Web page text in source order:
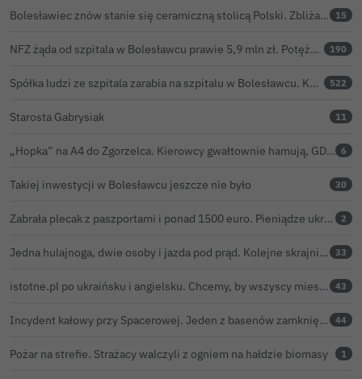
Bolesławiec znów stanie się ceramiczną stolicą Polski. Zbliża się 32. Święto Ceramiki 15
NFZ żąda od szpitala w Bolesławcu prawie 5,9 mln zł. Potężny cios po kontroli rozliczeń 190
Spółka ludzi ze szpitala zarabia na szpitalu w Bolesławcu. Kwoty pozostają tajne 522
Starosta Gabrysiak 11
„Hopka” na A4 do Zgorzelca. Kierowcy gwałtownie hamują, GDDKiA wyjaśnia, skąd problem 6
Takiej inwestycji w Bolesławcu jeszcze nie było 30
Zabrała plecak z paszportami i ponad 1500 euro. Pieniądze ukryła w zaskakującym miejscu 2
Jedna hulajnoga, dwie osoby i jazda pod prąd. Kolejne skrajnie nieodpowiedzialne zachowanie na ulicach Bolesławca 33
istotne.pl po ukraińsku i angielsku. Chcemy, by wszyscy mieszkańcy żyli sprawami Bolesławca 43
Incydent kałowy przy Spacerowej. Jeden z basenów zamknięty do odwołania 44
Pożar na strefie. Strażacy walczyli z ogniem na hałdzie biomasy 1